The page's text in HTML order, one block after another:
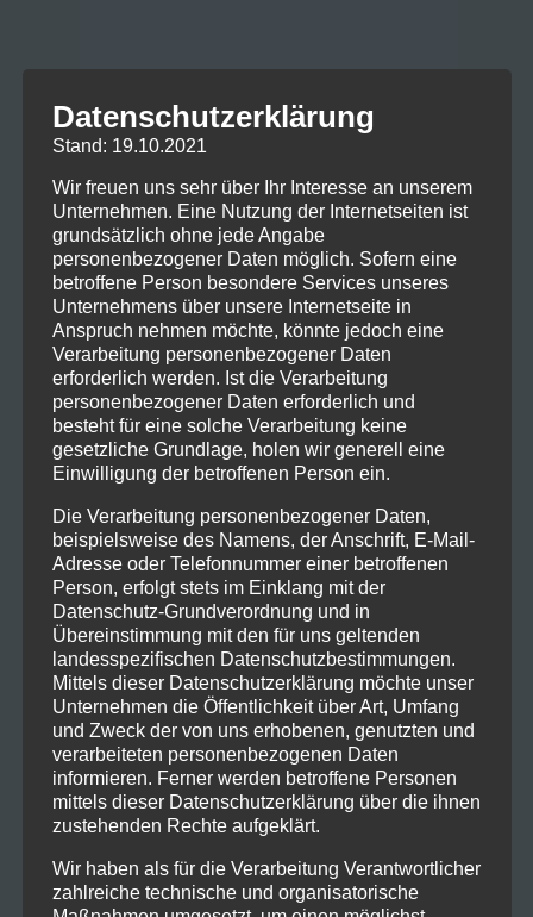
Kulturparcoures 2025
DRAM beim Kulturparcours der Stadt
Biberach vertreten Der Dramatische Verein
Biberach (kurz DRAM) war beim
Kulturparcours der Stadt Biberach am [...]
DRAM macht Appetit auf mehr!
DRAM macht Appetit auf mehr!
DRAM beim Kulturparcours der Stadt
Datenschutzerklärung
Stand: 19.10.2021
Wir freuen uns sehr über Ihr Interesse an unserem
Unternehmen. Eine Nutzung der Internetseiten ist
grundsätzlich ohne jede Angabe
personenbezogener Daten möglich. Sofern eine
betroffene Person besondere Services unseres
Unternehmens über unsere Internetseite in
Anspruch nehmen möchte, könnte jedoch eine
Verarbeitung personenbezogener Daten
erforderlich werden. Ist die Verarbeitung
personenbezogener Daten erforderlich und
besteht für eine solche Verarbeitung keine
gesetzliche Grundlage, holen wir generell eine
Einwilligung der betroffenen Person ein.
Die Verarbeitung personenbezogener Daten,
beispielsweise des Namens, der Anschrift, E-Mail-
Adresse oder Telefonnummer einer betroffenen
Person, erfolgt stets im Einklang mit der
Datenschutz-Grundverordnung und in
Übereinstimmung mit den für uns geltenden
landesspezifischen Datenschutzbestimmungen.
Mittels dieser Datenschutzerklärung möchte unser
Unternehmen die Öffentlichkeit über Art, Umfang
und Zweck der von uns erhobenen, genutzten und
verarbeiteten personenbezogenen Daten
informieren. Ferner werden betroffene Personen
mittels dieser Datenschutzerklärung über die ihnen
zustehenden Rechte aufgeklärt.
Wir haben als für die Verarbeitung Verantwortlicher
zahlreiche technische und organisatorische